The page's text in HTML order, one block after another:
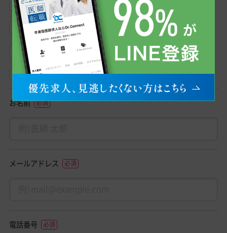
求人紹介
転職相談
クリニック見学相談
その他
お名前
メールアドレス
電話番号